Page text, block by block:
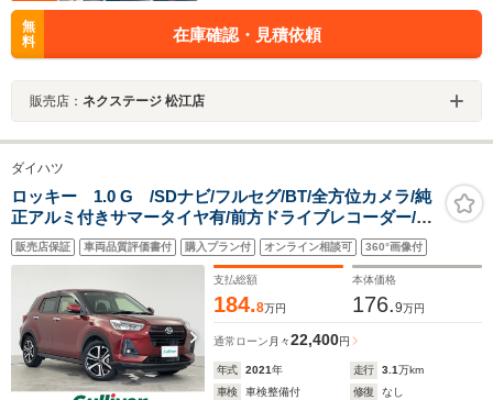
無
料
在庫確認・見積依頼
販売店： ネクステージ 松江店
ダイハツ
ロッキー 1.0 G /SDナビ/フルセグ/BT/全方位カメラ/純
正アルミ付きサマータイヤ有/前方ドライブレコーダー/ビ
ルトインETC/レーダークルーズコントロール/MTモード
付AT/シートヒーター/LEDオートライト
販売店保証 車両品質評価書付 購入プラン付 オンライン相談可 360°画像付
支払総額
184.8万円
本体価格
176.9万円
通常ローン 月々22,400円
年式 2021年 走行 3.1万km
車検
車検整備付 修復
なし